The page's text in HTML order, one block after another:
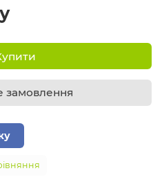
замовлення